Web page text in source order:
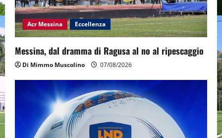
Acr Messina Eccellenza
Messina, dal dramma di Ragusa al no al ripescaggio
Di Mimmo Muscolino 07/08/2026